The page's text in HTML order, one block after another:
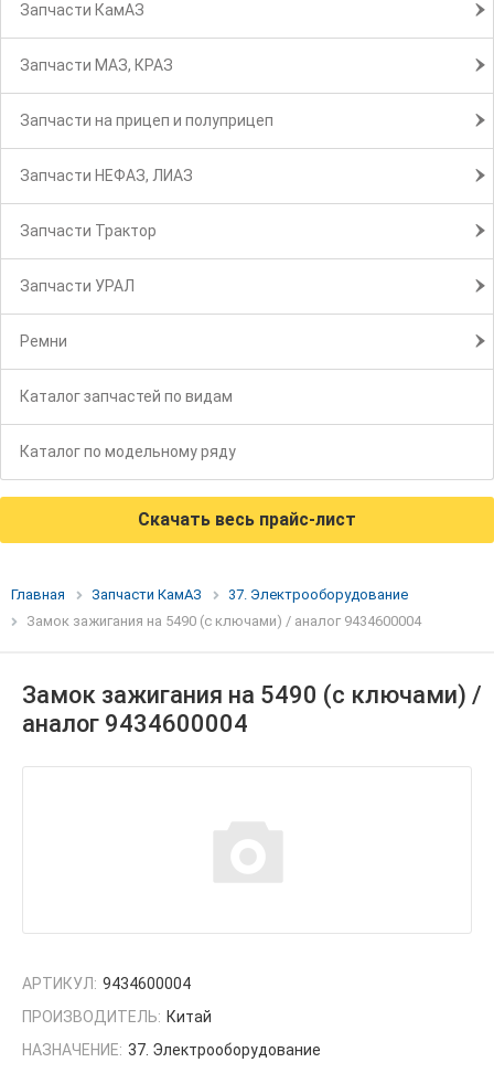
Запчасти КамАЗ
Запчасти МАЗ, КРАЗ
Запчасти на прицеп и полуприцеп
Запчасти НЕФАЗ, ЛИАЗ
Запчасти Трактор
Запчасти УРАЛ
Ремни
Каталог запчастей по видам
Каталог по модельному ряду
Скачать весь прайс-лист
Главная Запчасти КамАЗ
37. Электрооборудование
Замок зажигания на 5490 (с ключами) / аналог 9434600004
Замок зажигания на 5490 (с ключами) /
аналог 9434600004
АРТИКУЛ: 9434600004
ПРОИЗВОДИТЕЛЬ: Китай
НАЗНАЧЕНИЕ: 37. Электрооборудование